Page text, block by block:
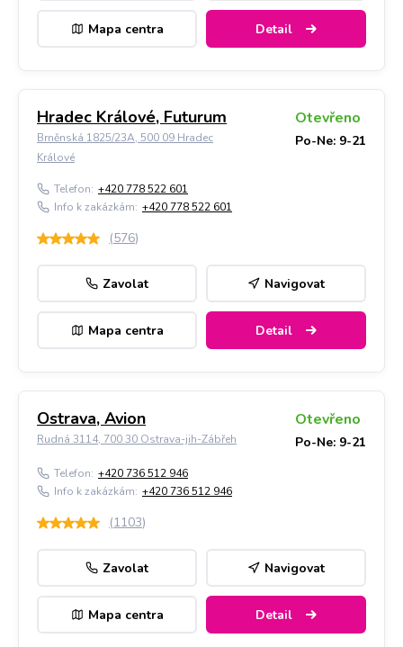
Mapa centra Detail
Hradec Králové, Futurum
Brněnská 1825/23A, 500 09 Hradec
Králové
Otevřeno
Po-Ne: 9-21
Telefon: +420 778 522 601
Info k zakázkám: +420 778 522 601
(576)
Zavolat Navigovat
Mapa centra Detail
Ostrava, Avion
Rudná 3114, 700 30 Ostrava-jih-Zábřeh
Otevřeno
Po-Ne: 9-21
Telefon: +420 736 512 946
Info k zakázkám: +420 736 512 946
(1103)
Zavolat Navigovat
Mapa centra Detail